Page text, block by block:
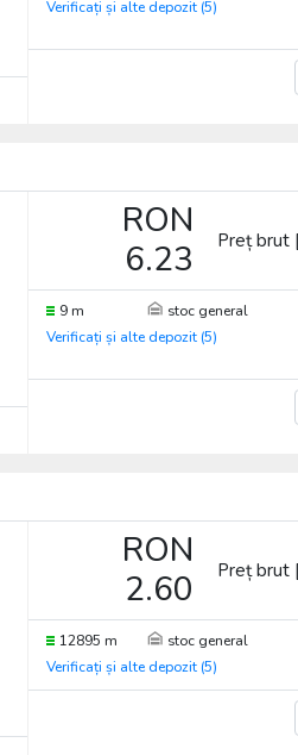
Verificați și alte depozit (5)
RON
6.23
Preț brut
9 m stoc general
Verificați și alte depozit (5)
RON
2.60
Preț brut
12895 m stoc general
Verificați și alte depozit (5)